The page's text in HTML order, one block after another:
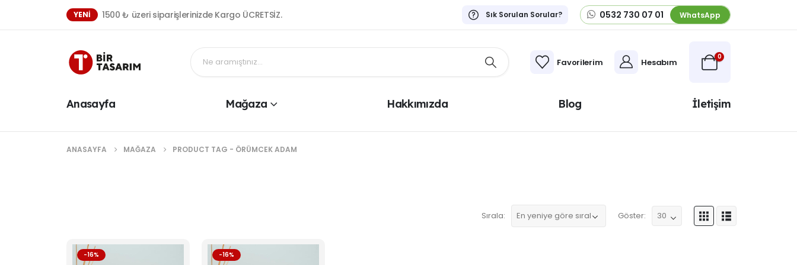
YENI 1500 ₺ üzeri siparişlerinizde Kargo ÜCRETSİZ. Sık Sorulan Sorular? 0532 730 07 01 WhatsApp
Favorilerim Hesabım 0
Anasayfa Mağaza Hakkımızda Blog İletişim
ANASAYFA MAĞAZA PRODUCT TAG - ÖRÜMCEK ADAM
Sırala: Göster:
-16% -16%